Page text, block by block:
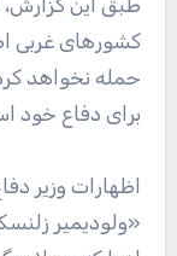
کشورهای غربی
حمله نخواهد
برای دفاع خود
اظهارات وزیر
«ولودیمیر